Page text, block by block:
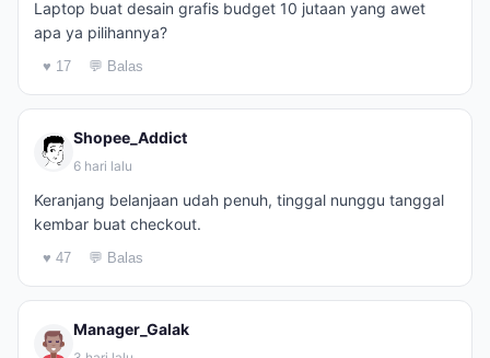
Laptop buat desain grafis budget 10 jutaan yang awet
apa ya pilihannya?
♥ 17 💬 Balas
Shopee_Addict
6 hari lalu
Keranjang belanjaan udah penuh, tinggal nunggu tanggal
kembar buat checkout.
♥ 47 💬 Balas
Manager_Galak